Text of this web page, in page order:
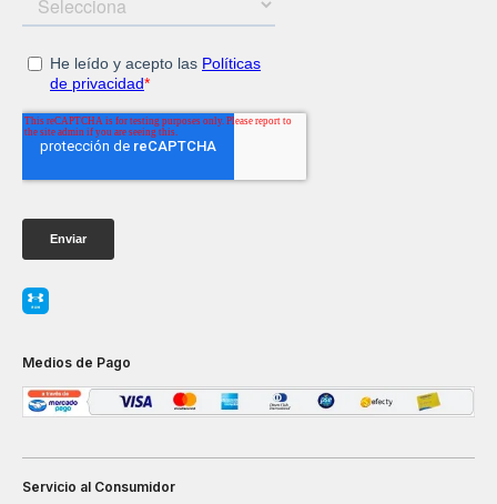
Medios de Pago
Servicio al Consumidor